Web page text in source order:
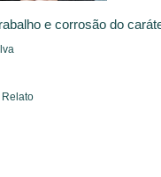
e corrosão do
Relato